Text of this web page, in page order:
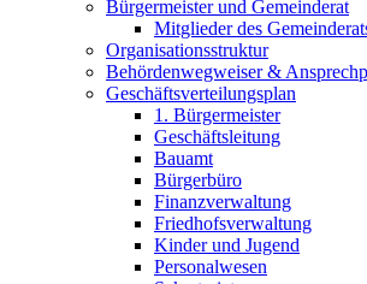
Bürgermeister und Gemeinderat
Mitglieder des
Organisationsstruktur
Behördenwegweiser &
Geschäftsverteilungsplan
1. Bürgermeister
Geschäftsleitung
Bauamt
Bürgerbüro
Finanzverwaltung
Friedhofsverwaltung
Kinder und Jugend
Personalwesen